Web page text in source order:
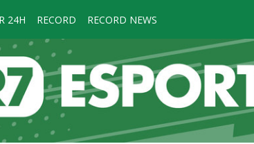
24H RECORD RECORD NEWS